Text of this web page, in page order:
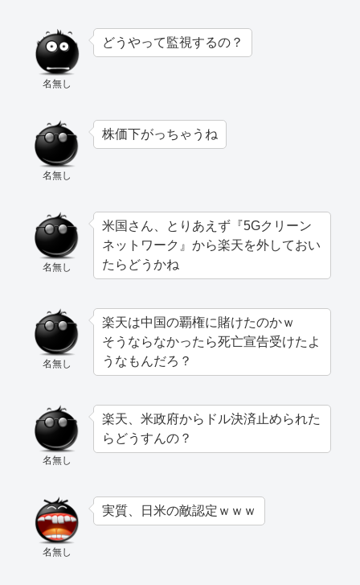
名無し
どうやって監視するの？
名無し
株価下がっちゃうね
名無し
米国さん、とりあえず『5Gクリーン
ネットワーク』から楽天を外しておい
たらどうかね
名無し
楽天は中国の覇権に賭けたのかｗ
そうならなかったら死亡宣告受けたよ
うなもんだろ？
名無し
楽天、米政府からドル決済止められた
らどうすんの？
名無し
実質、日米の敵認定ｗｗｗ